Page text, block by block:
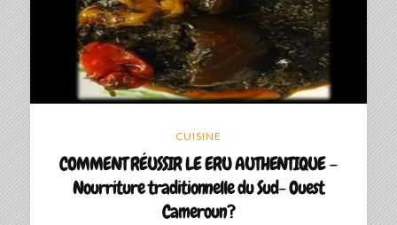
CUISINE
COMMENT RÉUSSIR LE ERU AUTHENTIQUE –
Nourriture traditionnelle du Sud- Ouest
Cameroun?